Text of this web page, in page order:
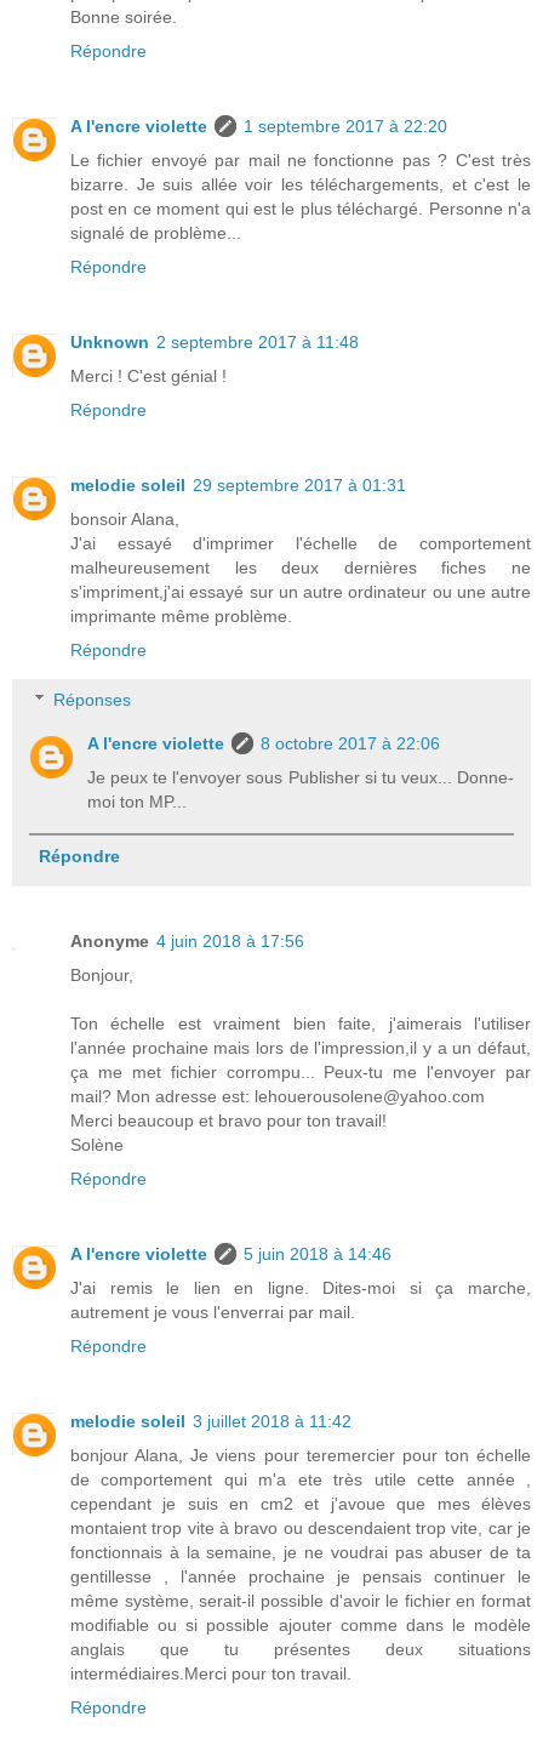
Bonne soirée.
Répondre
A l'encre violette
1 septembre 2017 à 22:20
Le fichier envoyé par mail ne fonctionne pas ? C'est très
bizarre. Je suis allée voir les téléchargements, et c'est le
post en ce moment qui est le plus téléchargé. Personne n'a
signalé de problème...
Répondre
Unknown 2 septembre 2017 à 11:48
Merci ! C'est génial !
Répondre
melodie soleil 29 septembre 2017 à 01:31
bonsoir Alana,
J'ai essayé d'imprimer l'échelle de comportement
malheureusement les deux dernières fiches ne
s'impriment,j'ai essayé sur un autre ordinateur ou une autre
imprimante même problème.
Répondre
Réponses
A l'encre violette
8 octobre 2017 à 22:06
Je peux te l'envoyer sous Publisher si tu veux... Donne-
moi ton MP...
Répondre
Anonyme 4 juin 2018 à 17:56
Bonjour,
Ton échelle est vraiment bien faite, j'aimerais l'utiliser
l'année prochaine mais lors de l'impression,il y a un défaut,
ça me met fichier corrompu... Peux-tu me l'envoyer par
mail? Mon adresse est: lehouerousolene@yahoo.com
Merci beaucoup et bravo pour ton travail!
Solène
Répondre
A l'encre violette
5 juin 2018 à 14:46
J'ai remis le lien en ligne. Dites-moi si ça marche,
autrement je vous l'enverrai par mail.
Répondre
melodie soleil 3 juillet 2018 à 11:42
bonjour Alana, Je viens pour teremercier pour ton échelle
de comportement qui m'a ete très utile cette année ,
cependant je suis en cm2 et j'avoue que mes élèves
montaient trop vite à bravo ou descendaient trop vite, car je
fonctionnais à la semaine, je ne voudrai pas abuser de ta
gentillesse , l'année prochaine je pensais continuer le
même système, serait-il possible d'avoir le fichier en format
modifiable ou si possible ajouter comme dans le modèle
anglais que tu présentes deux situations
intermédiaires.Merci pour ton travail.
Répondre